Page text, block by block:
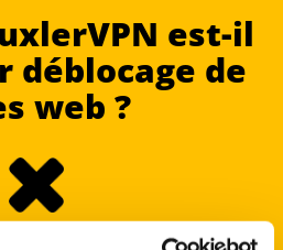
est-il
déblocage de
web ?
peut être bloqué pour des